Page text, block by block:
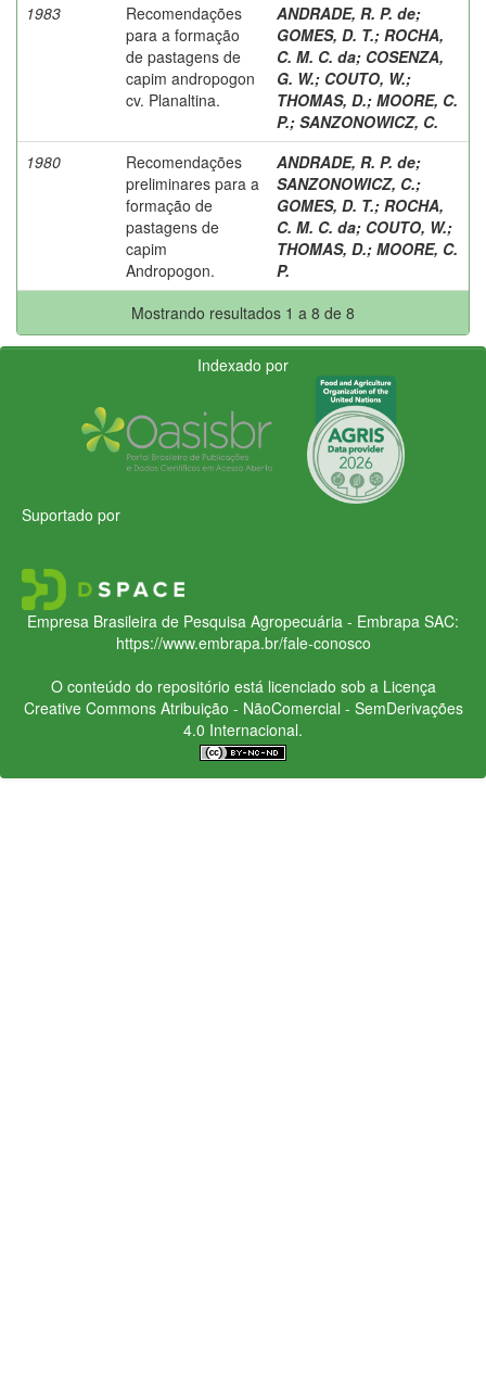
1983
Recomendações
para a formação
de pastagens de
capim andropogon
cv. Planaltina.
ANDRADE, R. P. de;
GOMES, D. T.; ROCHA,
C. M. C. da; COSENZA,
G. W.; COUTO, W.;
THOMAS, D.; MOORE, C.
P.; SANZONOWICZ, C.
1980
Recomendações
preliminares para a
formação de
pastagens de
capim
Andropogon.
ANDRADE, R. P. de;
SANZONOWICZ, C.;
GOMES, D. T.; ROCHA,
C. M. C. da; COUTO, W.;
THOMAS, D.; MOORE, C.
P.
Mostrando resultados 1 a 8 de 8
Indexado por
Suportado por
Empresa Brasileira de Pesquisa Agropecuária - Embrapa SAC:
https://www.embrapa.br/fale-conosco
O conteúdo do repositório está licenciado sob a Licença
Creative CommonsAtribuição - NãoComercial - SemDerivações
4.0 Internacional.